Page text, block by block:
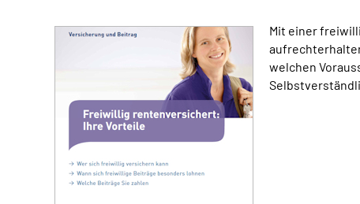
Mit einer
welchen